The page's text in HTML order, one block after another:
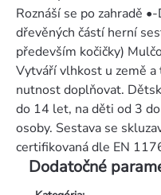
Roznáší se po zahradě
dřevěných částí herní
především kočičky)
Vytváří vlhkost u země
nutnost doplňovat.
do 14 let, na děti od 3
osoby. Sestava se
certifikovaná dle EN
Dodatočné